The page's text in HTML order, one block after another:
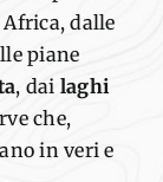
Africa, dalle
piane
, dai laghi
che,
inveri e